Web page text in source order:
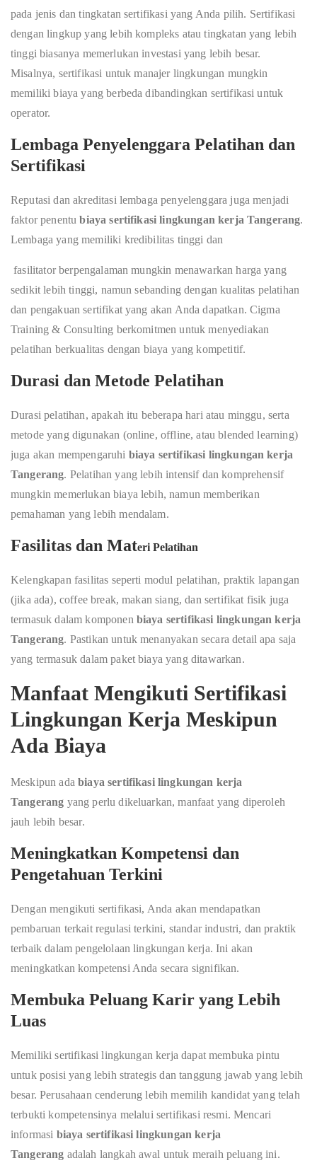
pada jenis dan tingkatan sertifikasi yang Anda pilih. Sertifikasi
dengan lingkup yang lebih kompleks atau tingkatan yang lebih
tinggi biasanya memerlukan investasi yang lebih besar.
Misalnya, sertifikasi untuk manajer lingkungan mungkin
memiliki biaya yang berbeda dibandingkan sertifikasi untuk
operator.
Lembaga Penyelenggara Pelatihan dan
Sertifikasi
Reputasi dan akreditasi lembaga penyelenggara juga menjadi
faktor penentubiaya sertifikasi lingkungan kerja Tangerang.
Lembaga yang memiliki kredibilitas tinggi dan
fasilitator berpengalaman mungkin menawarkan harga yang
sedikit lebih tinggi, namun sebanding dengan kualitas pelatihan
dan pengakuan sertifikat yang akan Anda dapatkan. Cigma
Training & Consulting berkomitmen untuk menyediakan
pelatihan berkualitas dengan biaya yang kompetitif.
Durasi dan Metode Pelatihan
Durasi pelatihan, apakah itu beberapa hari atau minggu, serta
metode yang digunakan (online, offline, atau blended learning)
juga akan mempengaruhi biaya sertifikasi lingkungan kerja
Tangerang. Pelatihan yang lebih intensif dan komprehensif
mungkin memerlukan biaya lebih, namun memberikan
pemahaman yang lebih mendalam.
Fasilitas dan Materi Pelatihan
Kelengkapan fasilitas seperti modul pelatihan, praktik lapangan
(jika ada), coffee break, makan siang, dan sertifikat fisik juga
termasuk dalam komponen biaya sertifikasi lingkungan kerja
Tangerang. Pastikan untuk menanyakan secara detail apa saja
yang termasuk dalam paket biaya yang ditawarkan.
Manfaat Mengikuti Sertifikasi
Lingkungan Kerja Meskipun
Ada Biaya
Meskipun adabiaya sertifikasi lingkungan kerja
Tangerang yang perlu dikeluarkan, manfaat yang diperoleh
jauh lebih besar.
Meningkatkan Kompetensi dan
Pengetahuan Terkini
Dengan mengikuti sertifikasi, Anda akan mendapatkan
pembaruan terkait regulasi terkini, standar industri, dan praktik
terbaik dalam pengelolaan lingkungan kerja. Ini akan
meningkatkan kompetensi Anda secara signifikan.
Membuka Peluang Karir yang Lebih
Luas
Memiliki sertifikasi lingkungan kerja dapat membuka pintu
untuk posisi yang lebih strategis dan tanggung jawab yang lebih
besar. Perusahaan cenderung lebih memilih kandidat yang telah
terbukti kompetensinya melalui sertifikasi resmi. Mencari
informasi biaya sertifikasi lingkungan kerja
Tangerang adalah langkah awal untuk meraih peluang ini.